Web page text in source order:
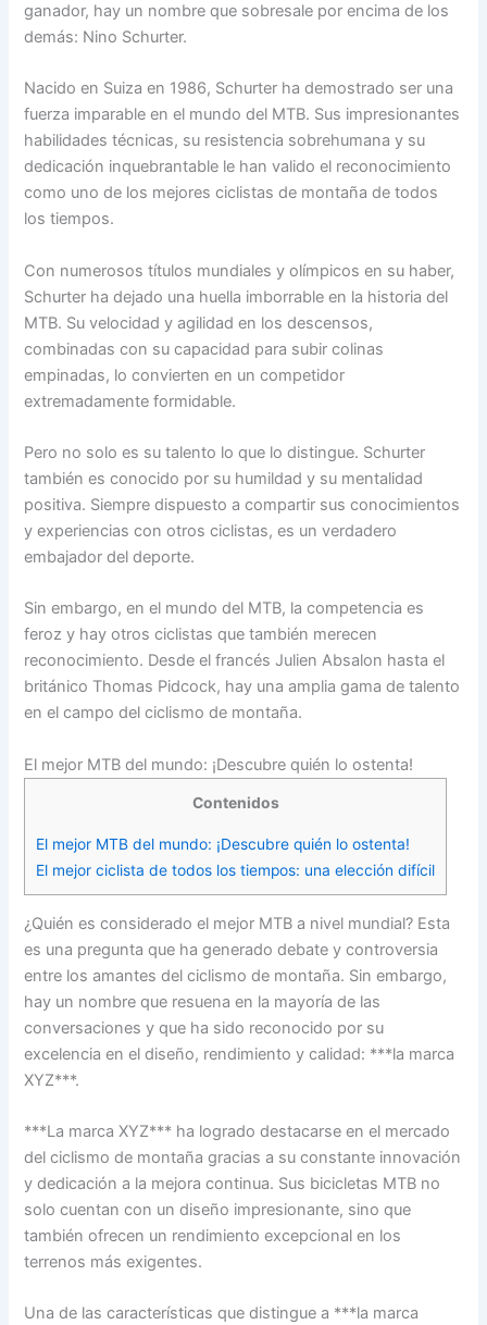
ganador, hay un nombre que sobresale por encima de los
demás: Nino Schurter.
Nacido en Suiza en 1986, Schurter ha demostrado ser una
fuerza imparable en el mundo del MTB. Sus impresionantes
habilidades técnicas, su resistencia sobrehumana y su
dedicación inquebrantable le han valido el reconocimiento
como uno de los mejores ciclistas de montaña de todos
los tiempos.
Con numerosos títulos mundiales y olímpicos en su haber,
Schurter ha dejado una huella imborrable en la historia del
MTB. Su velocidad y agilidad en los descensos,
combinadas con su capacidad para subir colinas
empinadas, lo convierten en un competidor
extremadamente formidable.
Pero no solo es su talento lo que lo distingue. Schurter
también es conocido por su humildad y su mentalidad
positiva. Siempre dispuesto a compartir sus conocimientos
y experiencias con otros ciclistas, es un verdadero
embajador del deporte.
Sin embargo, en el mundo del MTB, la competencia es
feroz y hay otros ciclistas que también merecen
reconocimiento. Desde el francés Julien Absalon hasta el
británico Thomas Pidcock, hay una amplia gama de talento
en el campo del ciclismo de montaña.
El mejor MTB del mundo: ¡Descubre quién lo ostenta!
Contenidos
El mejor MTB del mundo: ¡Descubre quién lo ostenta!
El mejor ciclista de todos los tiempos: una elección difícil
¿Quién es considerado el mejor MTB a nivel mundial? Esta
es una pregunta que ha generado debate y controversia
entre los amantes del ciclismo de montaña. Sin embargo,
hay un nombre que resuena en la mayoría de las
conversaciones y que ha sido reconocido por su
excelencia en el diseño, rendimiento y calidad: ***la marca
XYZ***.
***La marca XYZ*** ha logrado destacarse en el mercado
del ciclismo de montaña gracias a su constante innovación
y dedicación a la mejora continua. Sus bicicletas MTB no
solo cuentan con un diseño impresionante, sino que
también ofrecen un rendimiento excepcional en los
terrenos más exigentes.
Una de las características que distingue a ***la marca